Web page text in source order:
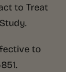
to Treat
to